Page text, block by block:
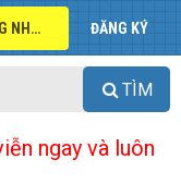
ĐĂNG NHẬP ĐĂNG KÝ
TÌM
ngay và luôn